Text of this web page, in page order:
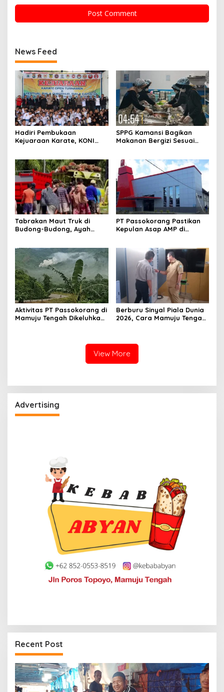
News Feed
Hadiri Pembukaan
Kejuaraan Karate, KONI
SPPG Kamansi Bagikan
Makanan Bergizi Sesuai
Tabrakan Maut Truk di
Budong-Budong, Ayah
PT Passokorang Pastikan
Kepulan Asap AMP di
Dibenahi
Aktivitas PT Passokorang di
Mamuju Tengah Dikeluhkan,
Berburu Sinyal Piala Dunia
2026, Cara Mamuju Tengah
View More
Advertising
Recent Post